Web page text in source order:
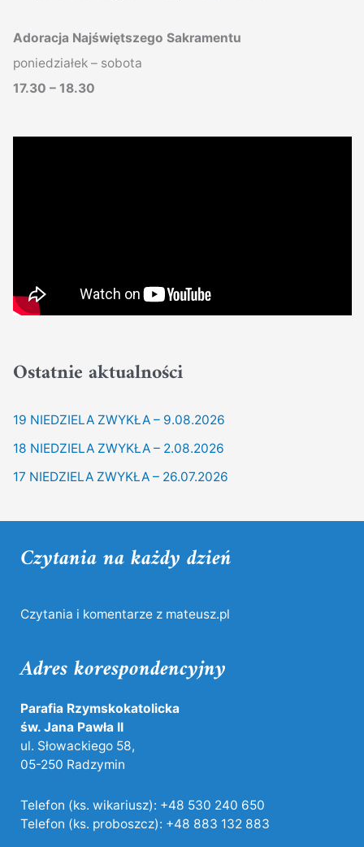
Adoracja Najświętszego Sakramentu
poniedziałek – sobota
17.30 – 18.30
Ostatnie aktualności
19 NIEDZIELA ZWYKŁA – 9.08.2026
18 NIEDZIELA ZWYKŁA – 2.08.2026
17 NIEDZIELA ZWYKŁA – 26.07.2026
Czytania na każdy dzień
Czytania i komentarze z mateusz.pl
Adres korespondencyjny
Parafia Rzymskokatolicka
św. Jana Pawła II
ul. Słowackiego 58,
05-250 Radzymin
Telefon (ks. wikariusz): +48 530 240 650
Telefon (ks. proboszcz): +48 883 132 883